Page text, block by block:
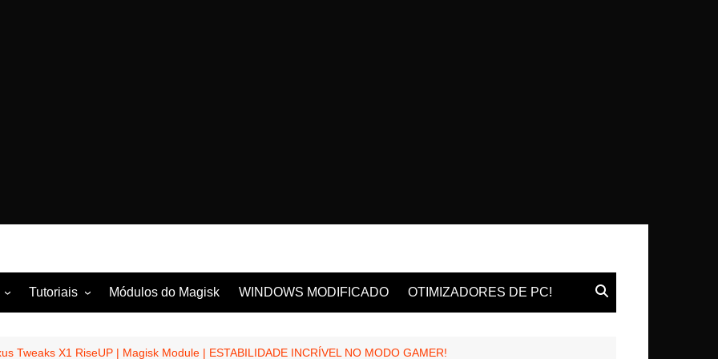
Tutoriais
Tutoriais sem ROOT
Módulos do Magisk WINDOWS MODIFICADO OTIMIZADORES DE PC!
Tweaks X1 RiseUP | Magisk Module | ESTABILIDADE INCRÍVEL NO MODO GAMER!